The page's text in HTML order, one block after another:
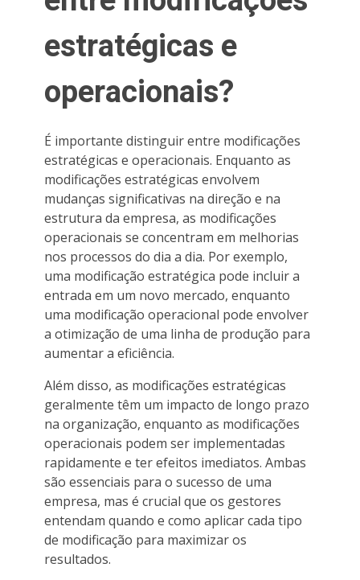
estratégicas e
operacionais?
É importante distinguir entre modificações
estratégicas e operacionais. Enquanto as
modificações estratégicas envolvem
mudanças significativas na direção e na
estrutura da empresa, as modificações
operacionais se concentram em melhorias
nos processos do dia a dia. Por exemplo,
uma modificação estratégica pode incluir a
entrada em um novo mercado, enquanto
uma modificação operacional pode envolver
a otimização de uma linha de produção para
aumentar a eficiência.
Além disso, as modificações estratégicas
geralmente têm um impacto de longo prazo
na organização, enquanto as modificações
operacionais podem ser implementadas
rapidamente e ter efeitos imediatos. Ambas
são essenciais para o sucesso de uma
empresa, mas é crucial que os gestores
entendam quando e como aplicar cada tipo
de modificação para maximizar os
resultados.